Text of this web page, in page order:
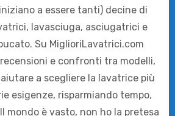
a essere tanti) decine di
lavasciuga, asciugatrici e
Su MiglioriLavatrici.com
e confronti tra modelli,
a scegliere la lavatrice più
esigenze, risparmiando tempo,
mondo è vasto, non ho la pretesa